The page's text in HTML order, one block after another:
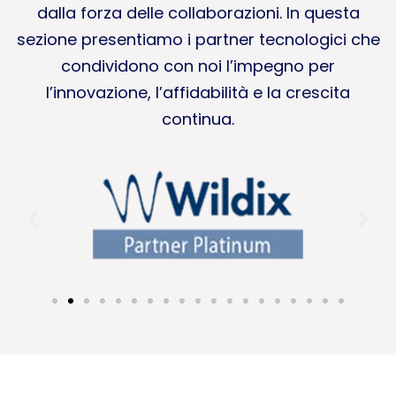
dalla forza delle collaborazioni. In questa
sezione presentiamo i partner tecnologici che
condividono con noi l’impegno per
l’innovazione, l’affidabilità e la crescita
continua.